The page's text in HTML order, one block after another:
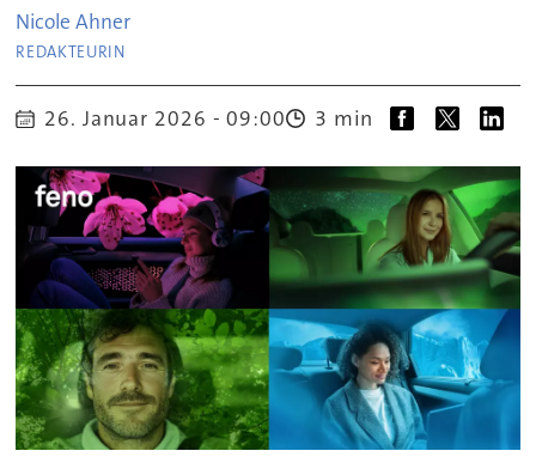
Nicole Ahner
REDAKTEURIN
26. Januar 2026 - 09:00 3 min